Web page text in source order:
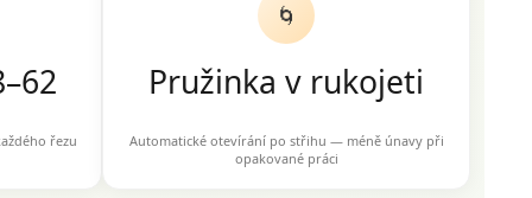
řezu
🌀
Pružinka v rukojeti
Automatické otevírání po střihu — méně únavy při
opakované práci